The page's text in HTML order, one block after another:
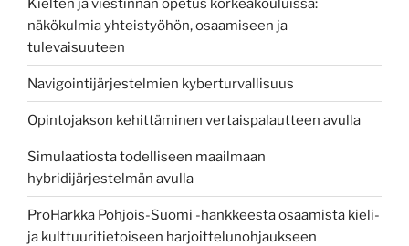
näkökulmia yhteistyöhön, osaamiseen ja
tulevaisuuteen
Navigointijärjestelmien kyberturvallisuus
Opintojakson kehittäminen vertaispalautteen avulla
Simulaatiosta todelliseen maailmaan
hybridijärjestelmän avulla
ProHarkka Pohjois-Suomi -hankkeesta osaamista kieli-
ja kulttuuritietoiseen harjoittelunohjaukseen